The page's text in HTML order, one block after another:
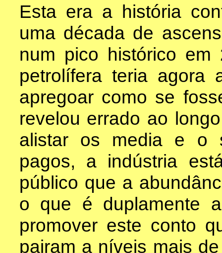
Esta era a história
uma década de
num pico histórico
petrolífera teria agora
apregoar como se
revelou errado ao
alistar os media e o
pagos, a indústria
público que a
o que é duplamente
promover este conto
pairam a níveis mais